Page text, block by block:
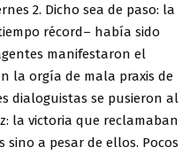
2. Dicho sea de paso: la
récord– había sido
manifestaron el
la orgía de mala praxis de
dialoguistas se pusieron al
la victoria que reclamaban
a pesar de ellos. Pocos